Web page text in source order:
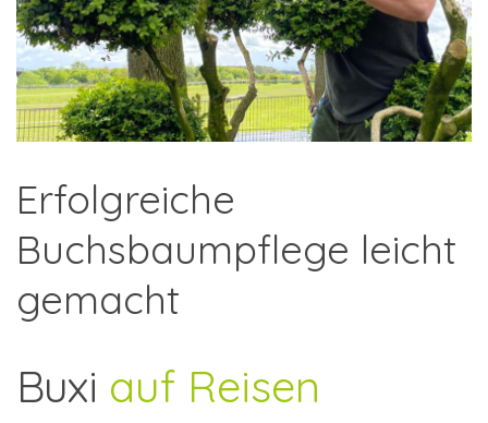
Erfolgreiche
Buchsbaumpflege leicht
gemacht
Buxi auf Reisen